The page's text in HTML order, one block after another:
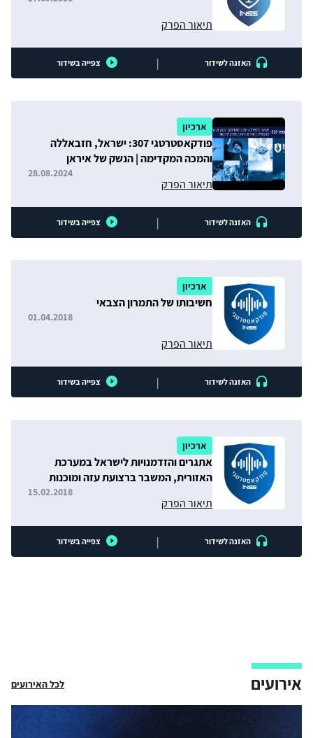
תיאור הפרק
האזנה לשידור | צפייה בשידור
ארכיון
פודקאסטרטגי 307: ישראל, חזבאללה
והמכה המקדימה | הנשק של איראן
וחזבאללה | זהירות, איראני משחק לך במוח
תיאור הפרק
28.08.2024
האזנה לשידור | צפייה בשידור
ארכיון
חשיבותו של התמרון הצבאי
תיאור הפרק
01.04.2018
האזנה לשידור | צפייה בשידור
ארכיון
אתגרים והזדמנויות לישראל במערכת
האזורית, המשבר ברצועת עזה ומוכנות
תיאור הפרק
15.02.2018
האזנה לשידור | צפייה בשידור
אירועים לכל האירועים